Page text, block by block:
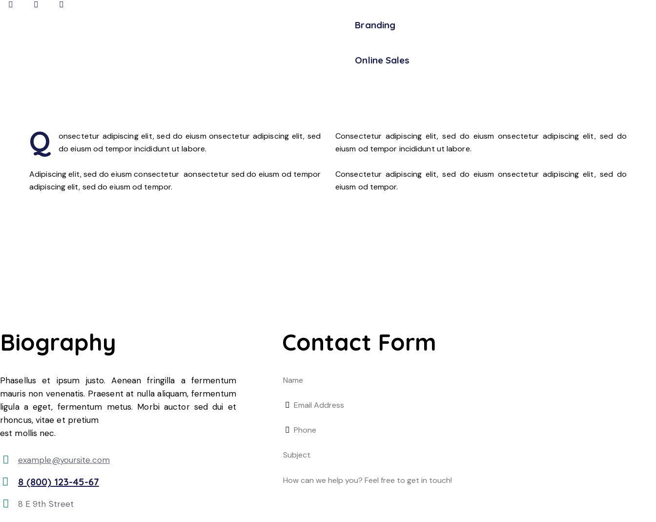
Branding
Online Sales
Q
onsectetur adipiscing elit, sed do eiusm onsectetur adipiscing elit, sed
do eiusm od tempor incididunt ut labore.
Adipiscing elit, sed do eiusm consectetur aonsectetur sed do eiusm od tempor
adipiscing elit, sed do eiusm od tempor.
Consectetur adipiscing elit, sed do eiusm onsectetur adipiscing elit, sed do
eiusm od tempor incididunt ut labore.
Consectetur adipiscing elit, sed do eiusm onsectetur adipiscing elit, sed do
eiusm od tempor.
Biography
Phasellus et ipsum justo. Aenean fringilla a fermentum
mauris non venenatis. Praesent at nulla aliquam, fermentum
ligula a eget, fermentum metus. Morbi auctor sed dui et
rhoncus, vitae et pretium
est mollis nec.
m
example@yoursite.com
8 (800) 123-45-67
8 E 9th Street
Contact Form